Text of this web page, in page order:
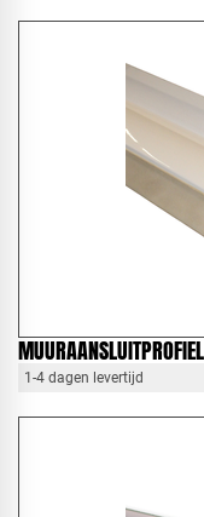
1-4 dagen levertijd